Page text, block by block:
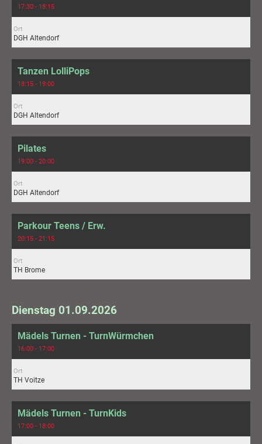
17:30 - 18:15
Ort
DGH Altendorf
Tanzen LolliPops
18:15 - 19:00
Ort
DGH Altendorf
Pilates
19:00 - 20:00
Ort
DGH Altendorf
Parkour Teens / Erw.
20:15 - 21:15
Ort
TH Brome
Dienstag 01.09.2026
Mädels Turnen - TurnWürmchen
16:00 - 17:00
Ort
TH Voitze
Mädels Turnen - TurnKids
17:00 - 18:00